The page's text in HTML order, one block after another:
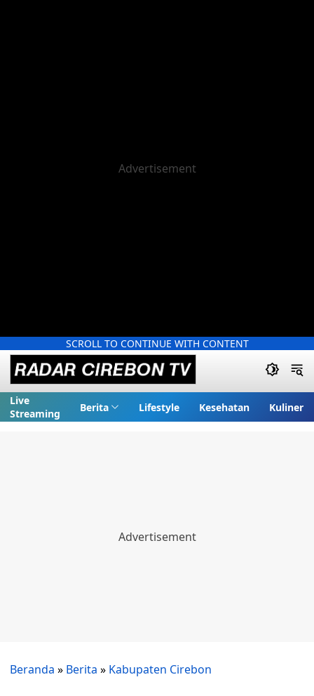
SCROLL TO CONTINUE WITH CONTENT
Live
Streaming
Berita Lifestyle Kesehatan Kuliner
Beranda » Berita » Kabupaten Cirebon